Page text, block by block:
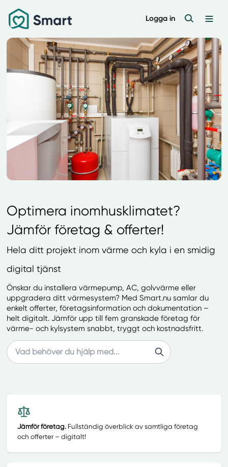
Logga in
Optimera inomhusklimatet?
Jämför företag & offerter!
Hela ditt projekt inom värme och kyla i en smidig
digital tjänst
Önskar du installera värmepump, AC, golvvärme eller
uppgradera ditt värmesystem? Med Smart.nu samlar du
enkelt offerter, företagsinformation och dokumentation –
helt digitalt. Jämför upp till fem granskade företag för
värme- och kylsystem snabbt, tryggt och kostnadsfritt.
Search
Jämför företag.Fullständig överblick av samtliga företag
och offerter – digitalt!